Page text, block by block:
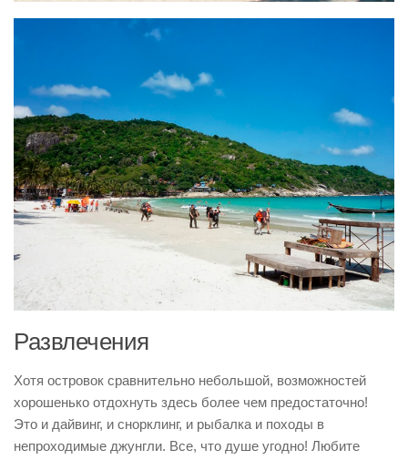
Развлечения
Хотя островок сравнительно небольшой, возможностей
хорошенько отдохнуть здесь более чем предостаточно!
Это и дайвинг, и снорклинг, и рыбалка и походы в
непроходимые джунгли. Все, что душе угодно! Любите